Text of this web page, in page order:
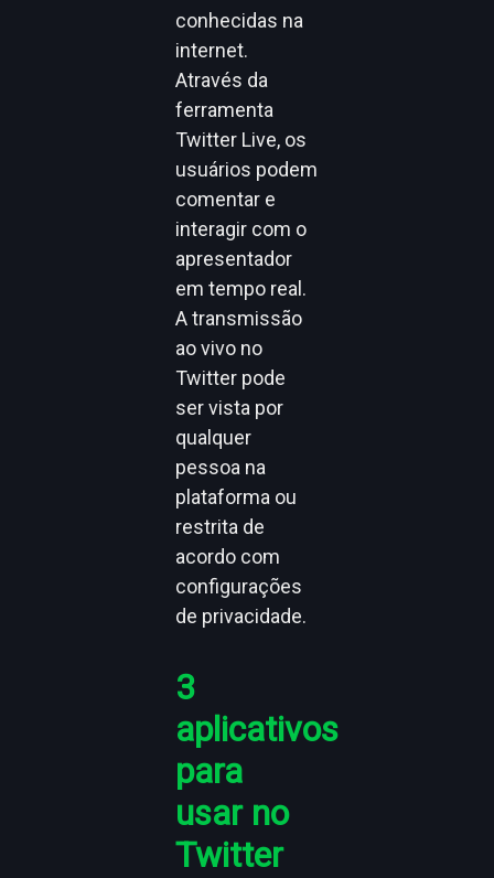
conhecidas na
internet.
Através da
ferramenta
Twitter Live, os
usuários podem
comentar e
interagir com o
apresentador
em tempo real.
A transmissão
ao vivo no
Twitter pode
ser vista por
qualquer
pessoa na
plataforma ou
restrita de
acordo com
configurações
de privacidade.
3
aplicativos
para
usar no
Twitter